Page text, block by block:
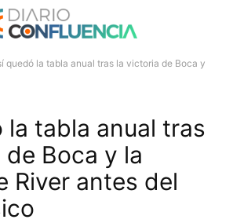
quedó la tabla anual tras la victoria de Boca y
la tabla anual tras
Boca y la
River antes del